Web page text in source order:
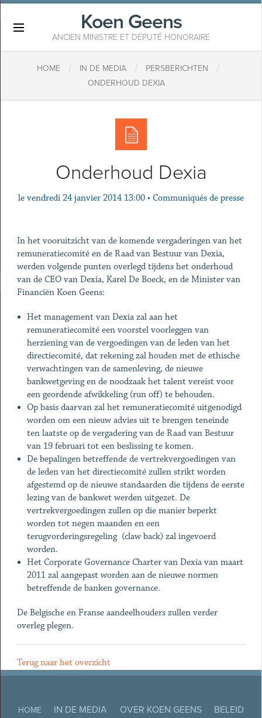
Koen Geens
ANCIEN MINISTRE ET DÉPUTÉ HONORAIRE
HOME / IN DE MEDIA / PERSBERICHTEN /
ONDERHOUD DEXIA
Onderhoud Dexia
le vendredi 24 janvier 2014 13:00 • Communiqués de presse
In het vooruitzicht van de komende vergaderingen van het
remuneratiecomité en de Raad van Bestuur van Dexia,
werden volgende punten overlegd tijdens het onderhoud
van de CEO van Dexia, Karel De Boeck, en de Minister van
Financiën Koen Geens:
Het management van Dexia zal aan het
remuneratiecomité een voorstel voorleggen van
herziening van de vergoedingen van de leden van het
directiecomité, dat rekening zal houden met de ethische
verwachtingen van de samenleving, de nieuwe
bankwetgeving en de noodzaak het talent vereist voor
een geordende afwikkeling (run off) te behouden.
Op basis daarvan zal het remuneratiecomité uitgenodigd
worden om een nieuw advies uit te brengen teneinde
ten laatste op de vergadering van de Raad van Bestuur
van 19 februari tot een beslissing te komen.
De bepalingen betreffende de vertrekvergoedingen van
de leden van het directiecomité zullen strikt worden
afgestemd op de nieuwe standaarden die tijdens de eerste
lezing van de bankwet werden uitgezet. De
vertrekvergoedingen zullen op die manier beperkt
worden tot negen maanden en een
terugvorderingsregeling (claw back) zal ingevoerd
worden.
Het Corporate Governance Charter van Dexia van maart
2011 zal aangepast worden aan de nieuwe normen
betreffende de banken governance.
De Belgische en Franse aandeelhouders zullen verder
overleg plegen.
Terug naar het overzicht
HOME IN DE MEDIA OVER KOEN GEENS
BELEID